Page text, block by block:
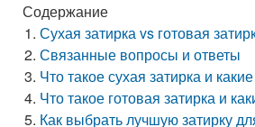
Содержание
Сухая затирка vs готовая
Связанные вопросы и ответы
Что такое сухая затирка и
Что такое готовая затирка и
Как выбрать лучшую затирку